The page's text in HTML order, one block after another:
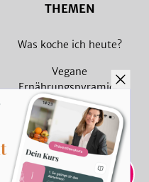
THEMEN
Was koche ich heute?
Vegane
Ernährungspyramide
Vegane Rezepte
Vegetarische Rezepte